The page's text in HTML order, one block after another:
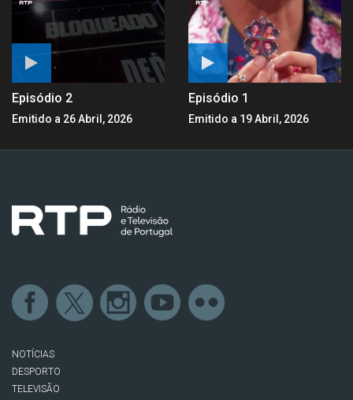
Episódio 2
Emitido a 26 Abril, 2026
Episódio 1
Emitido a 19 Abril, 2026
NOTÍCIAS
DESPORTO
TELEVISÃO